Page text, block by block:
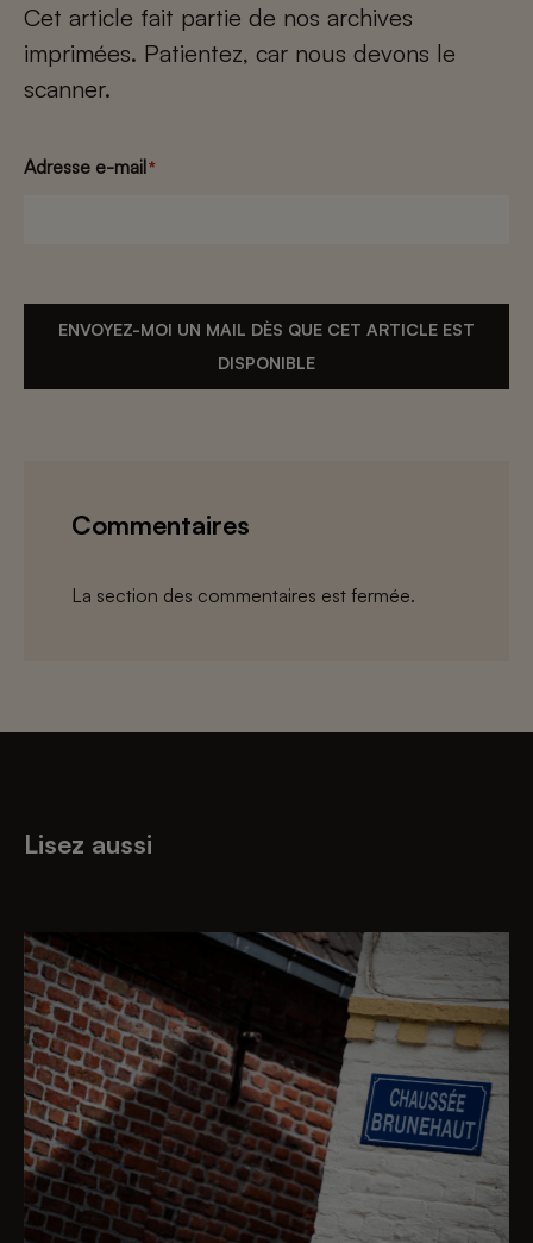
Cet article fait partie de nos archives
imprimées. Patientez, car nous devons le
scanner.
Adresse e-mail*
ENVOYEZ-MOI UN MAIL DÈS QUE CET ARTICLE EST
DISPONIBLE
Commentaires
La section des commentaires est fermée.
Lisez aussi